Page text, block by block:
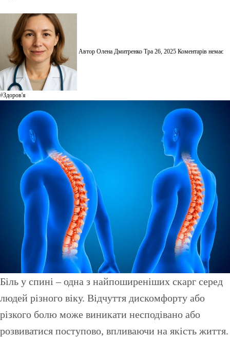
Автор Олена Дмитренко Тра 26, 2025 Коментарів немає
#Здоров'я
Біль у спині – одна з найпоширеніших скарг серед
людей різного віку. Відчуття дискомфорту або
різкого болю може виникати несподівано або
розвиватися поступово, впливаючи на якість життя.